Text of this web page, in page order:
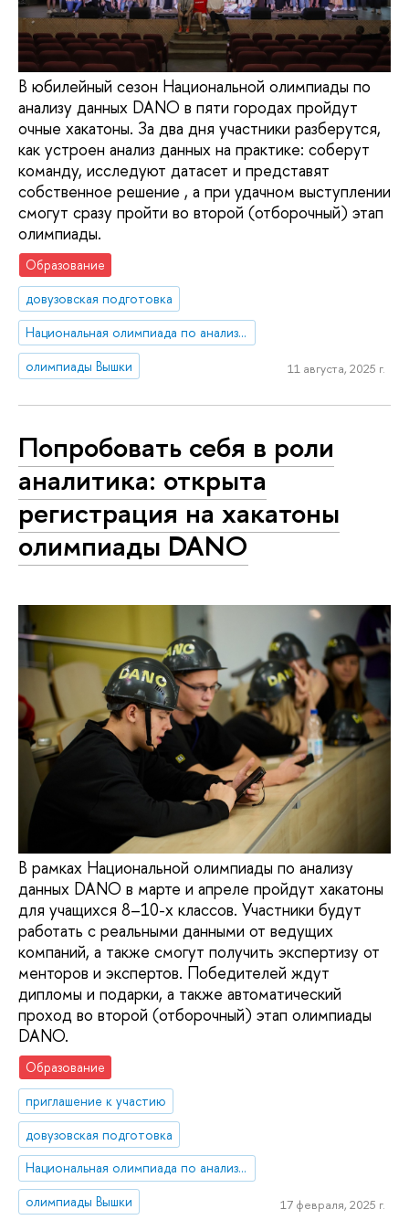
В юбилейный сезон Национальной олимпиады по
анализу данных DANO в пяти городах пройдут
очные хакатоны. За два дня участники разберутся,
как устроен анализ данных на практике: соберут
команду, исследуют датасет и представят
собственное решение , а при удачном выступлении
смогут сразу пройти во второй (отборочный) этап
олимпиады.
Образование
довузовская подготовка
Национальная олимпиада по анализу данных «DANO»
олимпиады Вышки
11 августа, 2025 г.
Попробовать себя в роли
аналитика: открыта
регистрация на хакатоны
олимпиады DANO
В рамках Национальной олимпиады по анализу
данных DANO в марте и апреле пройдут хакатоны
для учащихся 8–10-х классов. Участники будут
работать с реальными данными от ведущих
компаний, а также смогут получить экспертизу от
менторов и экспертов. Победителей ждут
дипломы и подарки, а также автоматический
проход во второй (отборочный) этап олимпиады
DANO.
Образование
приглашение к участию
довузовская подготовка
Национальная олимпиада по анализу данных «DANO»
олимпиады Вышки
17 февраля, 2025 г.